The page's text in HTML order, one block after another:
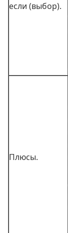
если (выбор).
Плюсы.